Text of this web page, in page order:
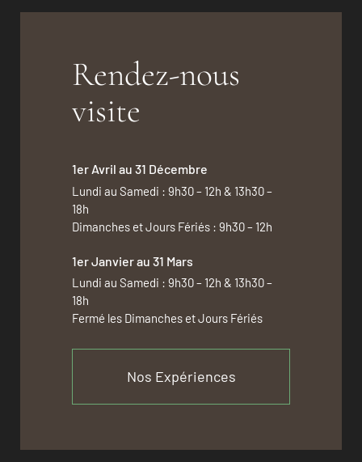
Rendez-nous
visite
1er Avril au 31 Décembre
Lundi au Samedi : 9h30 – 12h & 13h30 –
18h
Dimanches et Jours Fériés : 9h30 – 12h
1er Janvier au 31 Mars
Lundi au Samedi : 9h30 – 12h & 13h30 –
18h
Fermé les Dimanches et Jours Fériés
Nos Expériences